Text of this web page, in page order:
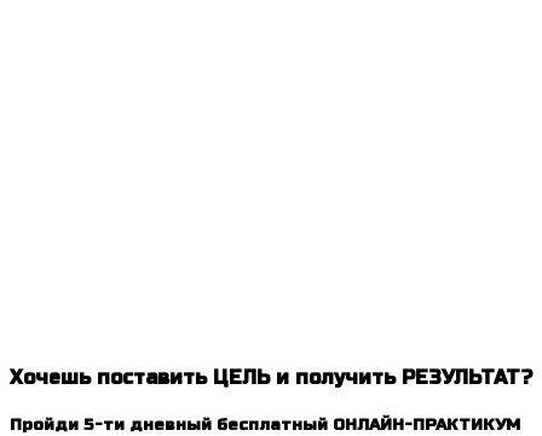
Хочешь поставить ЦЕЛЬ и получить РЕЗУЛЬТАТ?
Пройди 5-ти дневный бесплатный ОНЛАЙН-ПРАКТИКУМ